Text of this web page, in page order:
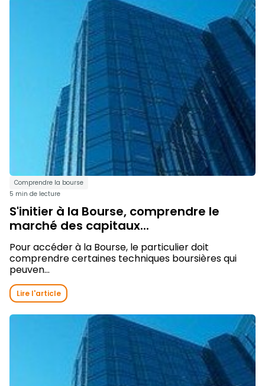
Comprendre la bourse
5 min de lecture
S'initier à la Bourse, comprendre le
marché des capitaux...
Pour accéder à la Bourse, le particulier doit
comprendre certaines techniques boursières qui
peuven...
Lire l'article